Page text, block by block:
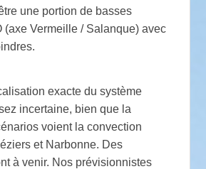
une portion de basses
(axe Vermeille / Salanque) avec
exacte du système
incertaine, bien que la
voient la convection
et Narbonne. Des
à venir. Nos prévisionnistes